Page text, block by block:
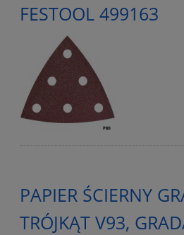
FESTOOL 499163
PAPIER ŚCIERNY
TRÓJKĄT V93,